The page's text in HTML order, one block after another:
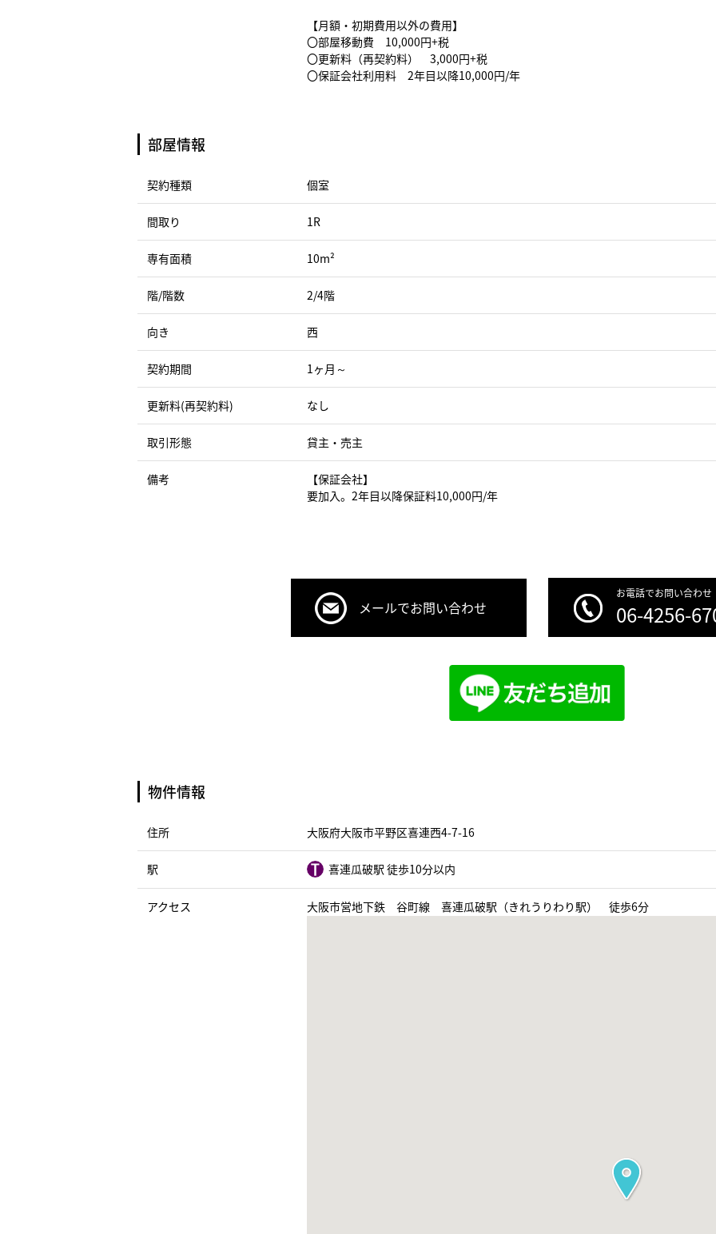
【月額・初期費用以外の費用】
〇部屋移動費 10,000円+税
〇更新料（再契約料） 3,000円+税
〇保証会社利用料 2年目以降10,000円/年
部屋情報
契約種類 個室
間取り 1R
専有面積 10m²
階/階数 2/4階
向き 西
契約期間 1ヶ月～
更新料(再契約料) なし
取引形態 貸主・売主
備考
【保証会社】
要加入。2年目以降保証料10,000円/年
メールでお問い合わせ
お電話でお問い合わせ
06-4256-
物件情報
住所 大阪府大阪市平野区喜連西4-7-16
駅 喜連瓜破駅 徒歩10分以内
アクセス 大阪市営地下鉄 谷町線 喜連瓜破駅（きれうりわり駅） 徒歩6分